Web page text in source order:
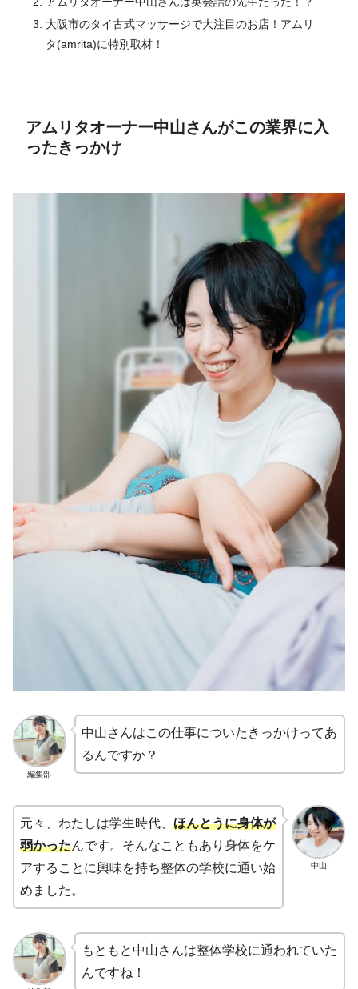
大阪市のタイ古式マッサージで大注目のお店！アムリ
タ(amrita)に特別取材！
アムリタオーナー中山さんがこの業界に入
ったきっかけ
編集部
中山さんはこの仕事についたきっかけってあ
るんですか？
中山
元々、わたしは学生時代、 ほんとうに身体が
弱かったんです。そんなこともあり身体をケ
アすることに興味を持ち整体の学校に通い始
めました。
もともと中山さんは整体学校に通われていた
んですね！